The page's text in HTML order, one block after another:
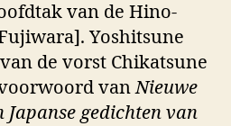
van de Hino-
Yoshitsune
de vorst Chikatsune
vanNieuwe
gedichten van